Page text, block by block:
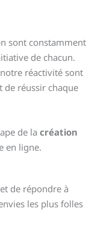
sont constamment
de chacun.
réactivité sont
de réussir chaque
de la création
en ligne.
de répondre à
les plus folles